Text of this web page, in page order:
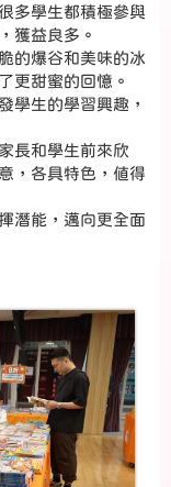
多學生都積極參與
獲益良多。
的爆谷和美味的冰
更甜蜜的回憶。
學生的學習興趣，
長和學生前來欣
，各具特色，值得
潛能，邁向更全面